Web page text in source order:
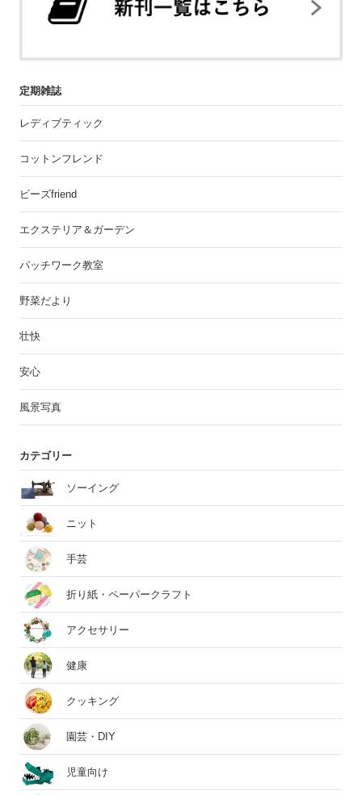
定期雑誌
レディブティック
コットンフレンド
ビーズfriend
エクステリア＆ガーデン
パッチワーク教室
野菜だより
壮快
安心
風景写真
カテゴリー
ソーイング
ニット
手芸
折り紙・ペーパークラフト
アクセサリー
健康
クッキング
園芸・DIY
児童向け